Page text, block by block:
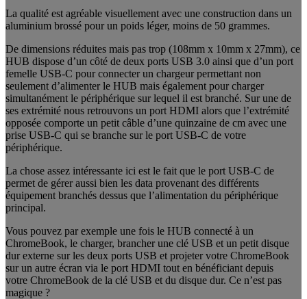
La qualité est agréable visuellement avec une construction dans un
aluminium brossé pour un poids léger, moins de 50 grammes.
De dimensions réduites mais pas trop (108mm x 10mm x 27mm), ce
HUB dispose d’un côté de deux ports USB 3.0 ainsi que d’un port
femelle USB-C pour connecter un chargeur permettant non
seulement d’alimenter le HUB mais également pour charger
simultanément le périphérique sur lequel il est branché. Sur une de
ses extrémité nous retrouvons un port HDMI alors que l’extrémité
opposée comporte un petit câble d’une quinzaine de cm avec une
prise USB-C qui se branche sur le port USB-C de votre
périphérique.
La chose assez intéressante ici est le fait que le port USB-C de
permet de gérer aussi bien les data provenant des différents
équipement branchés dessus que l’alimentation du périphérique
principal.
Vous pouvez par exemple une fois le HUB connecté à un
ChromeBook, le charger, brancher une clé USB et un petit disque
dur externe sur les deux ports USB et projeter votre ChromeBook
sur un autre écran via le port HDMI tout en bénéficiant depuis
votre ChromeBook de la clé USB et du disque dur. Ce n’est pas
magique ?